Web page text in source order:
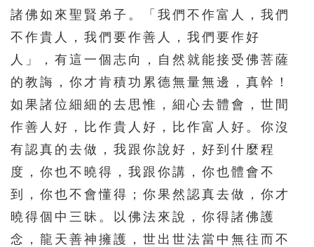
諸佛如來聖賢弟子。「我們不作富人，我們
不作貴人，我們要作善人，我們要作好
人」，有這一個志向，自然就能接受佛菩薩
的教誨，你才肯積功累德無量無邊，真幹！
如果諸位細細的去思惟，細心去體會，世間
作善人好，比作貴人好，比作富人好。你沒
有認真的去做，我跟你說好，好到什麼程
度，你也不曉得，我跟你講，你也體會不
到，你也不會懂得；你果然認真去做，你才
曉得個中三昧。以佛法來說，你得諸佛護
念，龍天善神擁護，世出世法當中無往而不